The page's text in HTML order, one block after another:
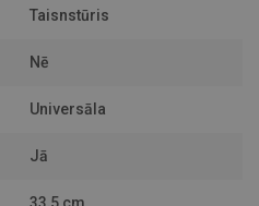
Taisnstūris
Nē
Universāla
Jā
33,5 cm